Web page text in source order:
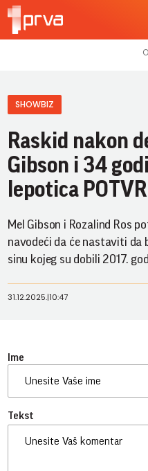
SHOWBIZ
Raskid nakon
Gibson i 34
lepotica
Mel Gibson i Rozalind Ros
navodeći da će nastaviti da
sinu kojeg su dobili 2017.
31.12.2025.|10:47
Ime
Tekst